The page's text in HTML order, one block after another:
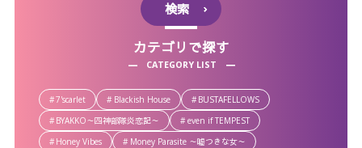
検索
カテゴリで探す
CATEGORY LIST
7'scarlet Blackish House
BUSTAFELLOWS
BYAKKO～四神部隊炎恋記～
even if TEMPEST
Honey Vibes
Money Parasite ～嘘つきな女～